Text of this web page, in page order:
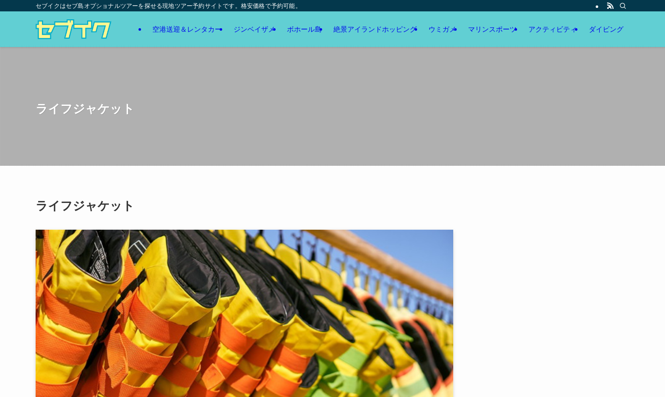
セブイクはセブ島オプショナルツアーを探せる現地ツアー予約サイトです。格安価格で予約可能。
空港送迎＆レンタカー ジンベイザメ ボホール島 絶景アイランドホッピング ウミガメ マリンスポーツ アクティビティ ダイビング
ライフジャケット
ライフジャケット